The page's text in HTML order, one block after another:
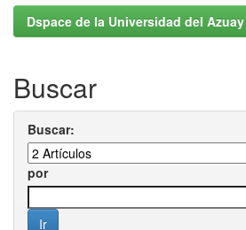
Dspace de la Universidad del Azuay
Buscar
Buscar:
por